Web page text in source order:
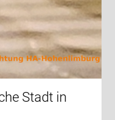
Stadt in